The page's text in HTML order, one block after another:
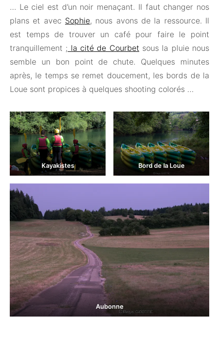
… Le ciel est d’un noir menaçant. Il faut changer nos
plans et avec Sophie, nous avons de la ressource. Il
est temps de trouver un café pour faire le point
tranquillement ; la cité de Courbet sous la pluie nous
semble un bon point de chute. Quelques minutes
après, le temps se remet doucement, les bords de la
Loue sont propices à quelques shooting colorés …
Kayakistes Bord de la Loue
Aubonne